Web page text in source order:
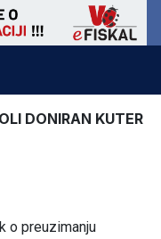
DONIRAN KUTER
o preuzimanju